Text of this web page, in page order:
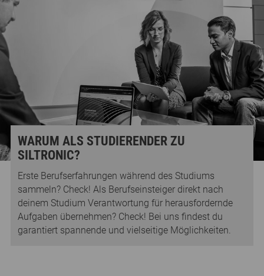
WARUM ALS STUDIERENDER ZU
SILTRONIC?
Erste Berufserfahrungen während des Studiums
sammeln? Check! Als Berufseinsteiger direkt nach
deinem Studium Verantwortung für herausfordernde
Aufgaben übernehmen? Check! Bei uns findest du
garantiert spannende und vielseitige Möglichkeiten.